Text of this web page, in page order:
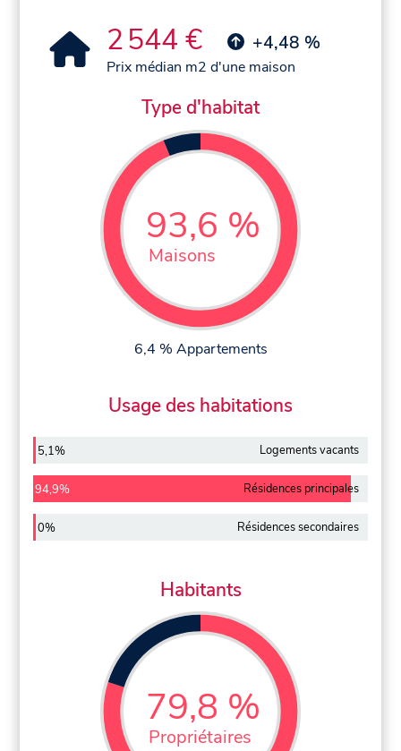
2 544 € +4,48 %
Prix médian m2 d'une maison
Type d'habitat
93,6 %
Maisons
6,4 % Appartements
Usage des habitations
5,1% Logements vacants
94,9% Résidences principales
0% Résidences secondaires
Habitants
79,8 %
Propriétaires